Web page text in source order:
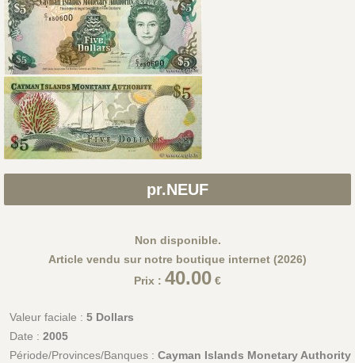
pr.NEUF
Non disponible.
Article vendu sur notre boutique internet (2026)
Prix : 40.00 €
Valeur faciale : 5 Dollars
Date : 2005
Période/Provinces/Banques : Cayman Islands Monetary Authority